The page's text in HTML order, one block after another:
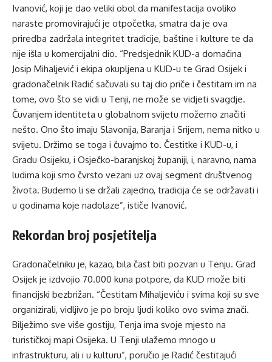
Ivanović, koji je dao veliki obol da manifestacija ovoliko
naraste promovirajući je otpočetka, smatra da je ova
priredba zadržala integritet tradicije, baštine i kulture te da
nije išla u komercijalni dio. “Predsjednik KUD-a domaćina
Josip Mihaljević i ekipa okupljena u KUD-u te Grad Osijek i
gradonačelnik Radić sačuvali su taj dio priče i čestitam im na
tome, ovo što se vidi u Tenji, ne može se vidjeti svagdje.
Čuvanjem identiteta u globalnom svijetu možemo značiti
nešto. Ono što imaju Slavonija, Baranja i Srijem, nema nitko u
svijetu. Držimo se toga i čuvajmo to. Čestitke i KUD-u, i
Gradu Osijeku, i Osječko-baranjskoj županiji, i, naravno, nama
ludima koji smo čvrsto vezani uz ovaj segment društvenog
života. Budemo li se držali zajedno, tradicija će se održavati i
u godinama koje nadolaze”, ističe Ivanović.
Rekordan broj posjetitelja
Gradonačelniku je, kazao, bila čast biti pozvan u Tenju. Grad
Osijek je izdvojio 70.000 kuna potpore, da KUD može biti
financijski bezbrižan. “Čestitam Mihaljeviću i svima koji su sve
organizirali, vidljivo je po broju ljudi koliko ovo svima znači.
Bilježimo sve više gostiju, Tenja ima svoje mjesto na
turističkoj mapi Osijeka. U Tenji ulažemo mnogo u
infrastrukturu, ali i u kulturu”, poručio je Radić čestitajući